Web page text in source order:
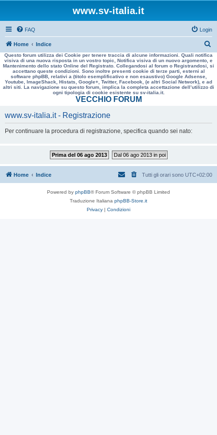
www.sv-italia.it
FAQ Login
Home Indice
e
r
a
Questo forum utilizza dei Cookie per tenere traccia di alcune informazioni. Quali notifica
visiva di una nuova risposta in un vostro topic, Notifica visiva di un nuovo argomento, e
Mantenimento dello stato Online del Registrato. Collegandosi al forum o Registrandosi, si
accettano queste condizioni. Sono inoltre presenti cookie di terze parti, esterni al
software phpBB, relativi a (titolo esemplificativo e non esaustivo) Google Adsense,
Youtube, ImageShack, Histats, Google+, Twitter, Facebook, (e altri Social Network), e ad
altri siti. La navigazione su questo forum, implica la completa accettazione dell’utilizzo di
ogni tipologia di cookie esistente su sv-italia.it.
VECCHIO FORUM
www.sv-italia.it - Registrazione
Per continuare la procedura di registrazione, specifica quando sei nato:
Prima del 06 ago 2013 Dal 06 ago 2013 in poi
Home Indice Tutti gli orari sono UTC+02:00
Powered by phpBB® Forum Software © phpBB Limited
Traduzione Italiana phpBB-Store.it
Privacy | Condizioni